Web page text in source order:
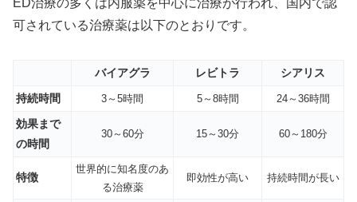
ED治療の多くは内服薬を中心に治療が行われ、国内で認
可されている治療薬は以下のとおりです。
バイアグラ レビトラ
シアリス
持続時間
3～5時間 5～8時間 24～36時間
効果まで
の時間
30～60分 15～30分 60～180分
特徴
世界的に知名度のあ
る治療薬
即効性が高い 持続時間が長い